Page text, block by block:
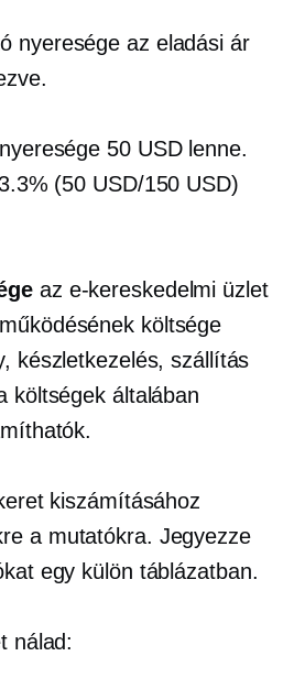
nyeresége az eladási ár
50 USD lenne.
(50 USD/150 USD)
az e-kereskedelmi üzlet
költsége
készletkezelés, szállítás
költségek általában
kiszámításához
a mutatókra. Jegyezze
egy külön táblázatban.
nálad: